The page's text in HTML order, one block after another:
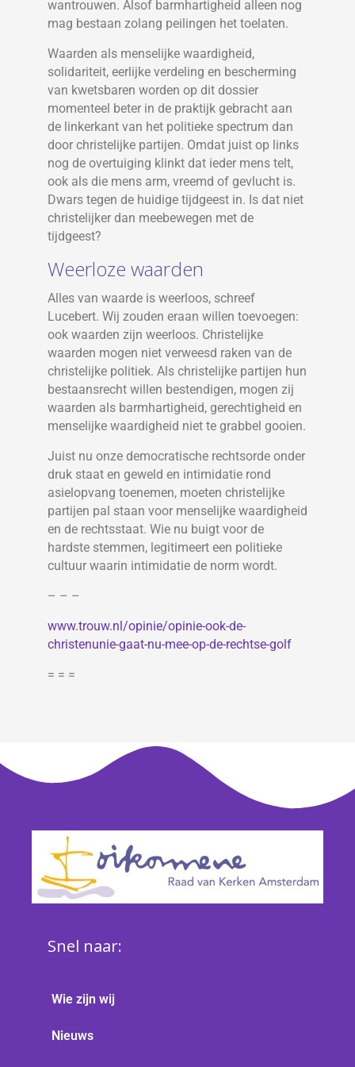
wantrouwen. Alsof barmhartigheid alleen nog
mag bestaan zolang peilingen het toelaten.
Waarden als menselijke waardigheid,
solidariteit, eerlijke verdeling en bescherming
van kwetsbaren worden op dit dossier
momenteel beter in de praktijk gebracht aan
de linkerkant van het politieke spectrum dan
door christelijke partijen. Omdat juist op links
nog de overtuiging klinkt dat ieder mens telt,
ook als die mens arm, vreemd of gevlucht is.
Dwars tegen de huidige tijdgeest in. Is dat niet
christelijker dan meebewegen met de
tijdgeest?
Weerloze waarden
Alles van waarde is weerloos, schreef
Lucebert. Wij zouden eraan willen toevoegen:
ook waarden zijn weerloos. Christelijke
waarden mogen niet verweesd raken van de
christelijke politiek. Als christelijke partijen hun
bestaansrecht willen bestendigen, mogen zij
waarden als barmhartigheid, gerechtigheid en
menselijke waardigheid niet te grabbel gooien.
Juist nu onze democratische rechtsorde onder
druk staat en geweld en intimidatie rond
asielopvang toenemen, moeten christelijke
partijen pal staan voor menselijke waardigheid
en de rechtsstaat. Wie nu buigt voor de
hardste stemmen, legitimeert een politieke
cultuur waarin intimidatie de norm wordt.
– – –
www.trouw.nl/opinie/opinie-ook-de-
christenunie-gaat-nu-mee-op-de-rechtse-golf
= = =
Snel naar:
Wie zijn wij
Nieuws